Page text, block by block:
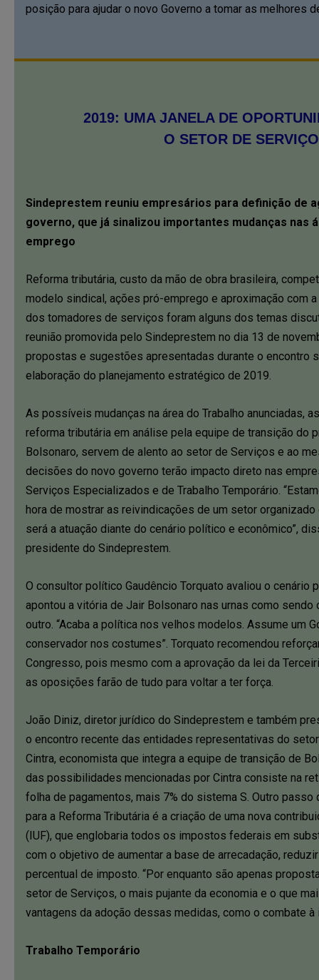
posição para ajudar o novo Governo a tomar as melhores
2019: UMA JANELA DE
O SETOR DE
Sindeprestem reuniu empresários para definição de
governo, que já sinalizou importantes mudanças nas
emprego
Reforma tributária, custo da mão de obra brasileira,
modelo sindical, ações pró-emprego e aproximação com
dos tomadores de serviços foram alguns dos temas
reunião promovida pelo Sindeprestem no dia 13 de
propostas e sugestões apresentadas durante o encontro
elaboração do planejamento estratégico de 2019.
As possíveis mudanças na área do Trabalho anunciadas,
reforma tributária em análise pela equipe de transição do
Bolsonaro, servem de alento ao setor de Serviços e ao
decisões do novo governo terão impacto direto nas
Serviços Especializados e de Trabalho Temporário.
hora de mostrar as reivindicações de um setor
será a atuação diante do cenário político e econômico”,
presidente do Sindeprestem.
O consultor político Gaudêncio Torquato avaliou o
apontou a vitória de Jair Bolsonaro nas urnas como
outro. “Acaba a política nos velhos modelos. Assume um
conservador nos costumes”. Torquato recomendou
Congresso, pois mesmo com a aprovação da lei da
as oposições farão de tudo para voltar a ter força.
João Diniz, diretor jurídico do Sindeprestem e também
o encontro recente das entidades representativas do
Cintra, economista que integra a equipe de transição de
das possibilidades mencionadas por Cintra consiste na
folha de pagamentos, mais 7% do sistema S. Outro
para a Reforma Tributária é a criação de uma nova
(IUF), que englobaria todos os impostos federais em
com o objetivo de aumentar a base de arrecadação,
percentual de imposto. “Por enquanto são apenas
setor de Serviços, o mais pujante da economia e o que
vantagens da adoção dessas medidas, como o combate à
Trabalho Temporário